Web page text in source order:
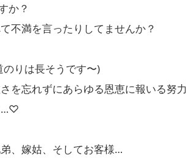
か？
不満を言ったりしてませんか？
りは長そうです〜)
を忘れずにあらゆる恩恵に報いる努
…♡
、嫁姑、そしてお客様…